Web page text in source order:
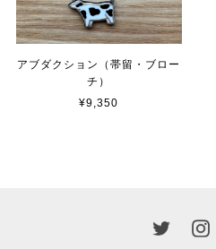
アブダクション（帯留・ブロー
チ）
¥9,350